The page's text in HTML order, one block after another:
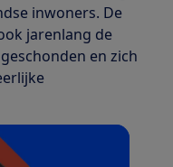
inwoners. De
jarenlang de
en zich